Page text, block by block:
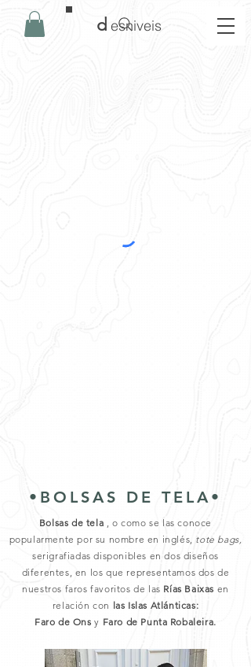
d esniveis
•BOLSAS DE TELA•
Bolsas de tela , o como se las conoce
popularmente por su nombre en inglés, tote bags,
serigrafiadas disponibles en dos diseños
diferentes, en los que representamos dos de
nuestros faros favoritos de las Rías Baixas en
relación con las Islas Atlánticas:
Faro de Ons y Faro de Punta Robaleira.